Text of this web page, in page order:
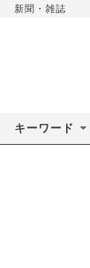
新聞・雑誌
キーワード